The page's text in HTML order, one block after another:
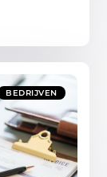
BEDRIJVEN